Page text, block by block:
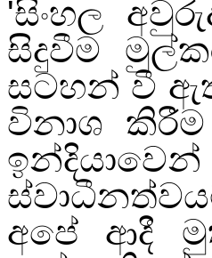
'සිංහල
සිදුවීම
සටහන් වී
විනාශ කිරීම
අපේ ආදී